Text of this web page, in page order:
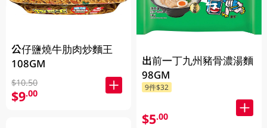
公仔鹽燒牛肋肉炒麵王
108GM
$10.50
$9.00
出前一丁九州豬骨濃湯麵
98GM
9件$32
$5.00